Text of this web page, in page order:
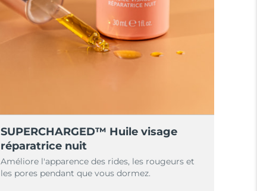
SUPERCHARGED™ Huile visage
réparatrice nuit
Améliore l'apparence des rides, les rougeurs et
les pores pendant que vous dormez.